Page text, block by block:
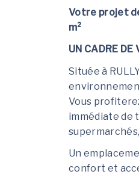
Votre projet
m²
UN CADRE DE
Située à
Vous
immédiate de
Un
confort et